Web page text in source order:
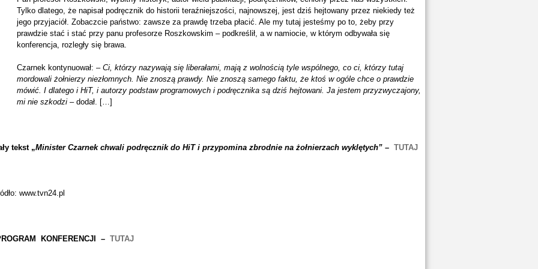
Tylko dlatego, że napisał podręcznik do historii teraźniejszości, najnowszej, jest dziś hejtowany przez niekiedy też
jego przyjaciół. Zobaczcie państwo: zawsze za prawdę trzeba płacić. Ale my tutaj jesteśmy po to, żeby przy
prawdzie stać i stać przy panu profesorze Roszkowskim – podkreślił, a w namiocie, w którym odbywała się
konferencja, rozległy się brawa.
Czarnek kontynuował: – Ci, którzy nazywają się liberałami, mają z wolnością tyle wspólnego, co ci, którzy tutaj
mordowali żołnierzy niezłomnych. Nie znoszą prawdy. Nie znoszą samego faktu, że ktoś w ogóle chce o prawdzie
mówić. I dlatego i HiT, i autorzy podstaw programowych i podręcznika są dziś hejtowani. Ja jestem przyzwyczajony,
mi nie szkodzi– dodał. […]
tekst „Minister Czarnek chwali podręcznik do HiT i przypomina zbrodnie na żołnierzach wyklętych”– TUTAJ
www.tvn24.pl
KONFERENCJI – TUTAJ